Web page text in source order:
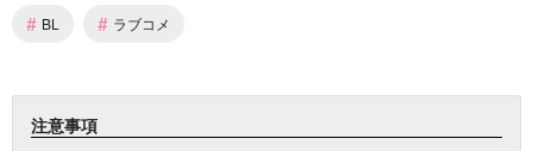
# BL # ラブコメ
注意事項